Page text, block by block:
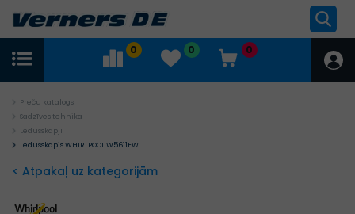
0 0 0
Preču katalogs
Sadzīves tehnika
Ledusskapji
Ledusskapis WHIRLPOOL W5611EW
< Atpakaļ uz kategorijām